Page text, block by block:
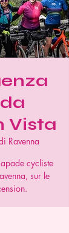
Vista
Ravenna
cycliste
sur le